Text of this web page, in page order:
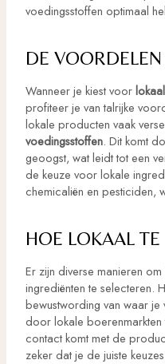
voedingsstoffen optimaal
DE
Wanneer je kiest voor
profiteer je van talrijke
lokale producten vaak
voedingsstoffen. Dit komt
geoogst, wat leidt tot een
de keuze voor lokale
chemicaliën en pesticiden,
HOE LOKAAL TE
Er zijn diverse manieren
ingrediënten te selecteren.
bewustwording van waar je
door lokale
contact komt met de
zeker dat je de juiste